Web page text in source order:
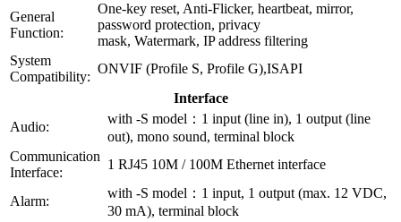
General
Function:
One-key reset, Anti-Flicker, heartbeat, mirror,
password protection, privacy
mask, Watermark, IP address filtering
System
Compatibility:
ONVIF (Profile S, Profile G),ISAPI
Interface
Audio:
with -S model：1 input (line in), 1 output (line
out), mono sound, terminal block
Communication
Interface:
1 RJ45 10M / 100M Ethernet interface
Alarm:
with -S model：1 input, 1 output (max. 12 VDC,
30 mA), terminal block